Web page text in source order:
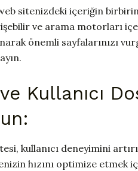
sitenizdeki içeriğin
ve arama motorları
önemli sayfalarınızı
ve Kullanıcı
kullanıcı deneyimini
hızını optimize etmek